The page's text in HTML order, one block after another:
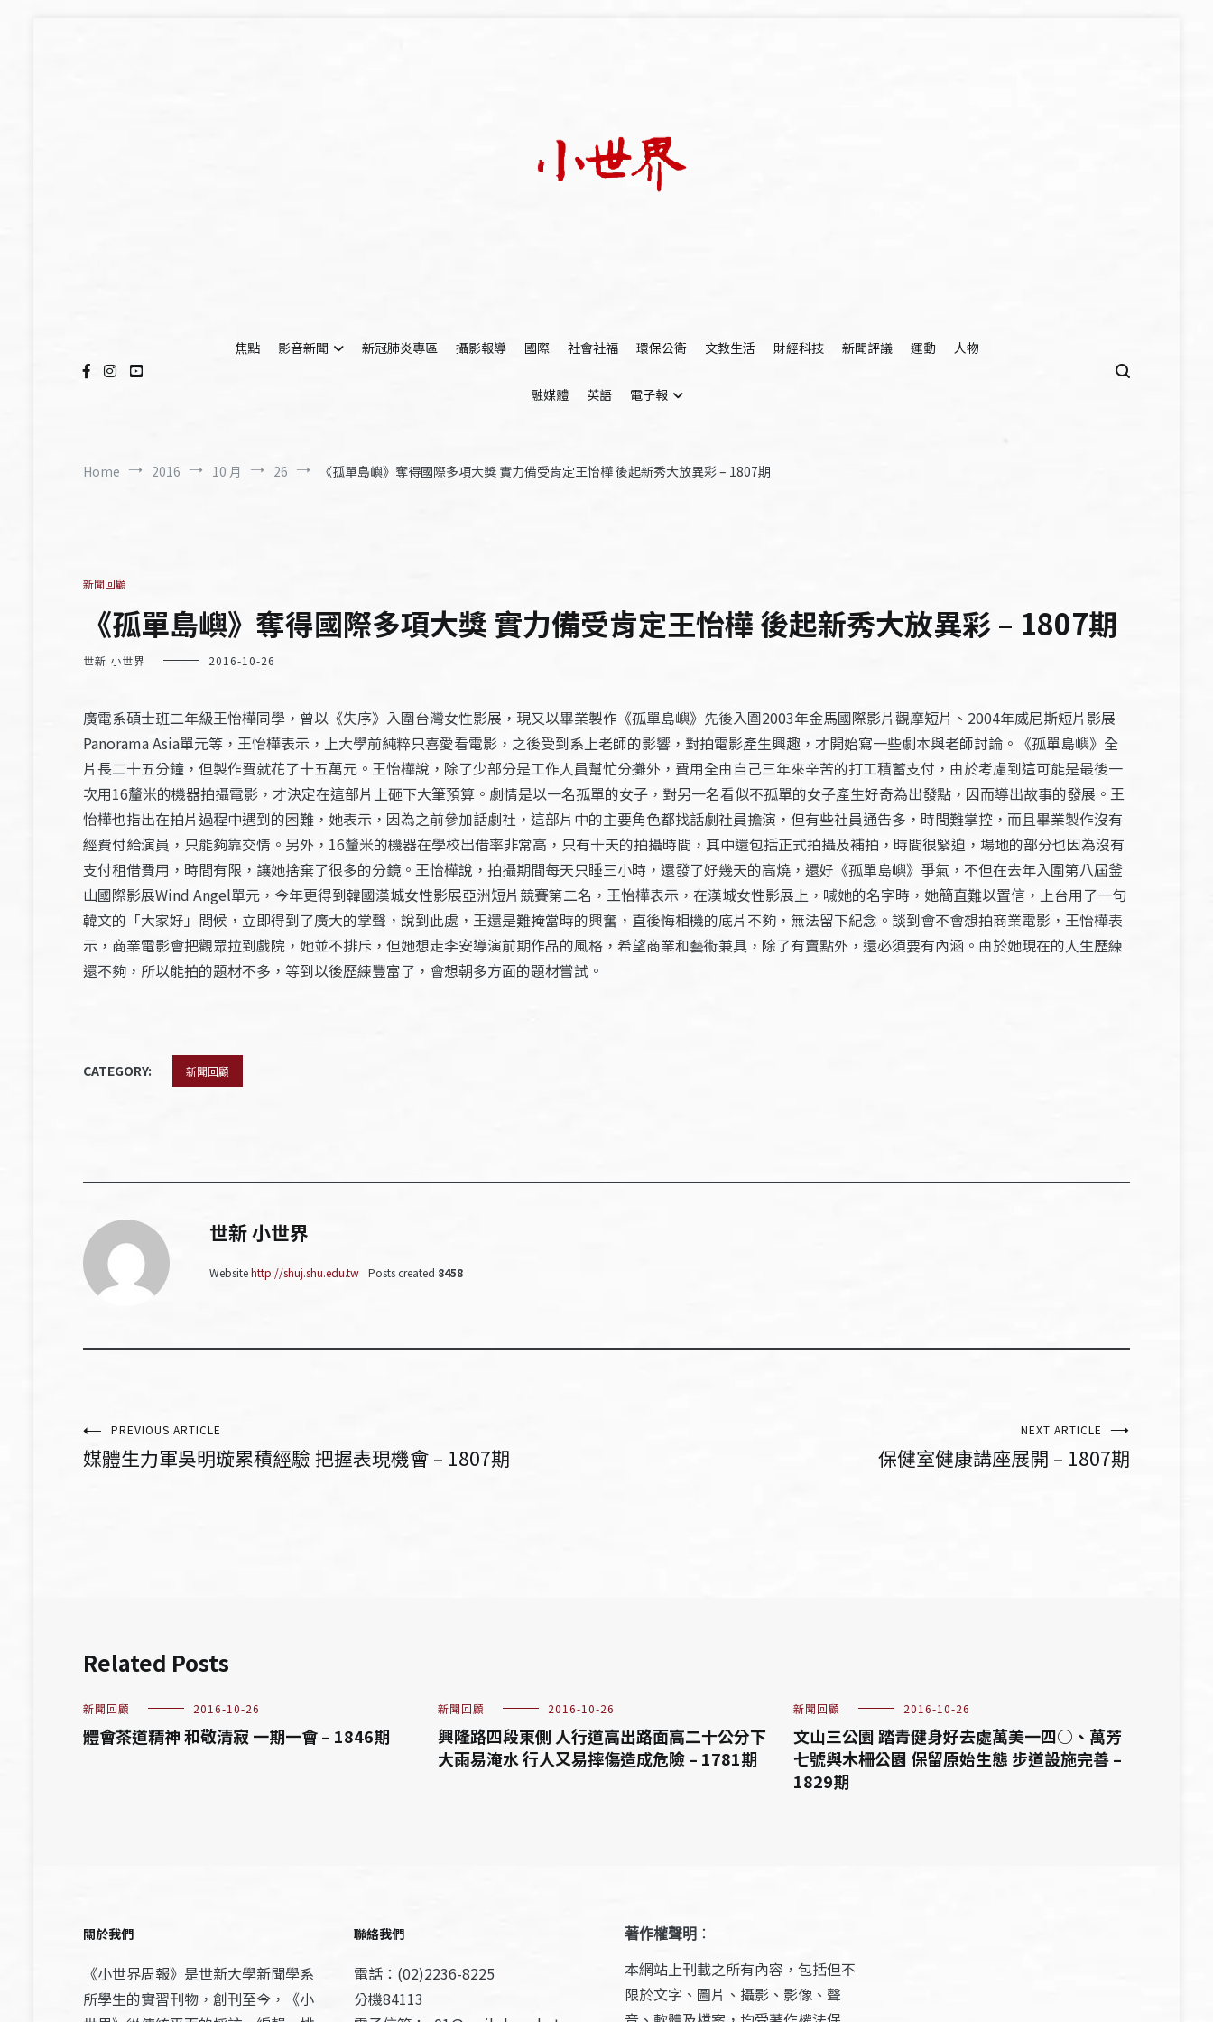
焦點
影音新聞 新冠肺炎專區 攝影報導 國際 社會社福 環保公衛 文教生活 財經科技 新聞評議 運動 人物
融媒體 英語 電子報
Home 2016 10 月 26 《孤單島嶼》奪得國際多項大獎 實力備受肯定王怡樺 後起新秀大放異彩 – 1807期
新聞回顧
《孤單島嶼》奪得國際多項大獎 實力備受肯定王怡樺 後起新秀大放異彩 – 1807期
世新 小世界 2016-10-26
廣電系碩士班二年級王怡樺同學，曾以《失序》入圍台灣女性影展，現又以畢業製作《孤單島嶼》先後入圍2003年金馬國際影片觀摩短片、2004年威尼斯短片影展
Panorama Asia單元等，王怡樺表示，上大學前純粹只喜愛看電影，之後受到系上老師的影響，對拍電影產生興趣，才開始寫一些劇本與老師討論。《孤單島嶼》全
片長二十五分鐘，但製作費就花了十五萬元。王怡樺說，除了少部分是工作人員幫忙分攤外，費用全由自己三年來辛苦的打工積蓄支付，由於考慮到這可能是最後一
次用16釐米的機器拍攝電影，才決定在這部片上砸下大筆預算。劇情是以一名孤單的女子，對另一名看似不孤單的女子產生好奇為出發點，因而導出故事的發展。王
怡樺也指出在拍片過程中遇到的困難，她表示，因為之前參加話劇社，這部片中的主要角色都找話劇社員擔演，但有些社員通告多，時間難掌控，而且畢業製作沒有
經費付給演員，只能夠靠交情。另外，16釐米的機器在學校出借率非常高，只有十天的拍攝時間，其中還包括正式拍攝及補拍，時間很緊迫，場地的部分也因為沒有
支付租借費用，時間有限，讓她捨棄了很多的分鏡。王怡樺說，拍攝期間每天只睡三小時，還發了好幾天的高燒，還好《孤單島嶼》爭氣，不但在去年入圍第八屆釜
山國際影展Wind Angel單元，今年更得到韓國漢城女性影展亞洲短片競賽第二名，王怡樺表示，在漢城女性影展上，喊她的名字時，她簡直難以置信，上台用了一句
韓文的「大家好」問候，立即得到了廣大的掌聲，說到此處，王還是難掩當時的興奮，直後悔相機的底片不夠，無法留下紀念。談到會不會想拍商業電影，王怡樺表
示，商業電影會把觀眾拉到戲院，她並不排斥，但她想走李安導演前期作品的風格，希望商業和藝術兼具，除了有賣點外，還必須要有內涵。由於她現在的人生歷練
還不夠，所以能拍的題材不多，等到以後歷練豐富了，會想朝多方面的題材嘗試。
CATEGORY: 新聞回顧
世新 小世界
Websitehttp://shuj.shu.edu.tw Posts created 8458
文PREVIOUS ARTICLE
媒體生力軍吳明璇累積經驗 把握表現機會 – 1807期
NEXT ARTICLE
保健室健康講座展開 – 1807期
Related Posts
新聞回顧 2016-10-26
體會茶道精神 和敬清寂 一期一會 – 1846期
新聞回顧 2016-10-26
興隆路四段東側 人行道高出路面高二十公分下
大雨易淹水 行人又易摔傷造成危險 – 1781期
新聞回顧 2016-10-26
文山三公園 踏青健身好去處萬美一四○、萬芳
七號與木柵公園 保留原始生態 步道設施完善 –
1829期
關於我們
《小世界周報》是世新大學新聞學系
所學生的實習刊物，創刊至今，《小
聯絡我們
電話：(02)2236-8225
分機84113
著作權聲明 ：
本網站上刊載之所有內容，包括但不
限於文字、圖片、攝影、影像、聲